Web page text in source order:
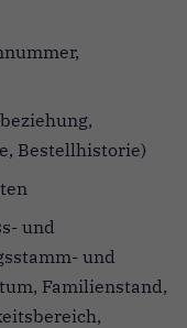
Bestellhistorie)
und
und
Familienstand,